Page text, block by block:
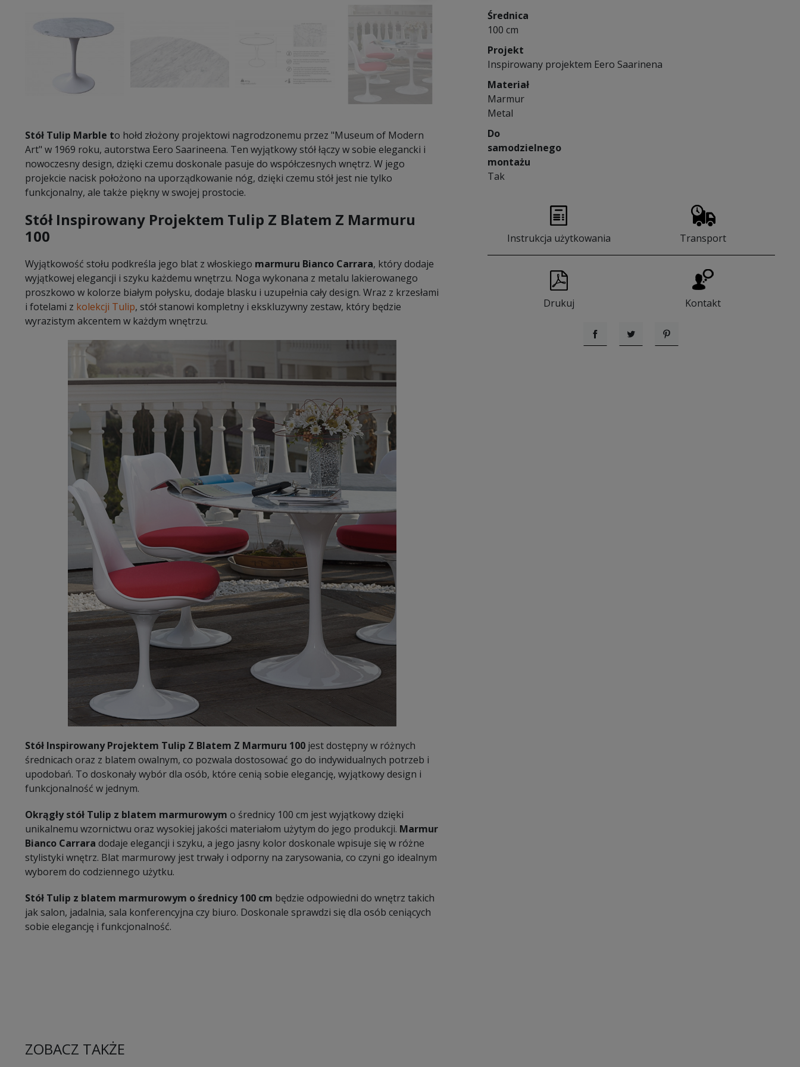
Stół Tulip Marble to hołd złożony projektowi nagrodzonemu przez "Museum of Modern
Art" w 1969 roku, autorstwa Eero Saarineena. Ten wyjątkowy stół łączy w sobie elegancki i
nowoczesny design, dzięki czemu doskonale pasuje do współczesnych wnętrz. W jego
projekcie nacisk położono na uporządkowanie nóg, dzięki czemu stół jest nie tylko
funkcjonalny, ale także piękny w swojej prostocie.
Stół Inspirowany Projektem Tulip Z Blatem Z Marmuru
100
Wyjątkowość stołu podkreśla jego blat z włoskiego marmuru Bianco Carrara, który dodaje
wyjątkowej elegancji i szyku każdemu wnętrzu. Noga wykonana z metalu lakierowanego
proszkowo w kolorze białym połysku, dodaje blasku i uzupełnia cały design. Wraz z krzesłami
i fotelami z kolekcji Tulip, stół stanowi kompletny i ekskluzywny zestaw, który będzie
wyrazistym akcentem w każdym wnętrzu.
Stół Inspirowany Projektem Tulip Z Blatem Z Marmuru 100 jest dostępny w różnych
średnicach oraz z blatem owalnym, co pozwala dostosować go do indywidualnych potrzeb i
upodobań. To doskonały wybór dla osób, które cenią sobie elegancję, wyjątkowy design i
funkcjonalność w jednym.
Okrągłystół Tulip z blatem marmurowym o średnicy 100 cm jest wyjątkowy dzięki
unikalnemu wzornictwu oraz wysokiej jakości materiałom użytym do jego produkcji. Marmur
Bianco Carrara dodaje elegancji i szyku, a jego jasny kolor doskonale wpisuje się w różne
stylistyki wnętrz. Blat marmurowy jest trwały i odporny na zarysowania, co czyni go idealnym
wyborem do codziennego użytku.
Stół Tulip z blatem marmurowym o średnicy 100 cm będzie odpowiedni do wnętrz takich
jak salon, jadalnia, sala konferencyjna czy biuro. Doskonale sprawdzi się dla osób ceniących
sobie elegancję i funkcjonalność.
Średnica
100 cm
Projekt
Inspirowany projektem Eero Saarinena
Materiał
Marmur
Metal
Do
samodzielnego
montażu
Tak
Instrukcja użytkowania Transport
Drukuj Kontakt
UdostępnijTweetujPinterest
ZOBACZ TAKŻE